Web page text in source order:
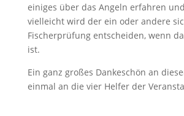
einiges über das Angeln erfahren
vielleicht wird der ein oder andere
Fischerprüfung entscheiden, wenn
ist.
Ein ganz großes Dankeschön an
einmal an die vier Helfer der